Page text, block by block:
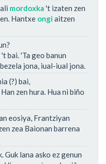
mordoxka 't izaten zen
Hantxe ongiaitzen
bai. 'Ta geo banun
jona, iual-iual jona.
(?) bai,
zen hura. Hua ni biño
eosiya, Frantziyan
zea Baionan barrena
Guk lana asko ez genun